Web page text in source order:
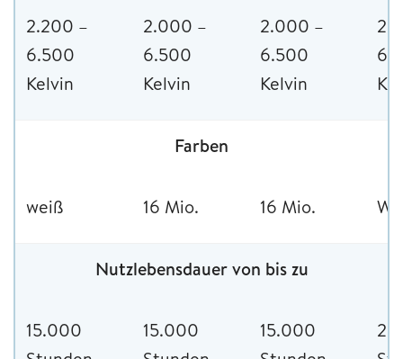
2.200 –
6.500
Kelvin
2.000 –
6.500
Kelvin
2.000 –
6.500
Kelvin
Farben
weiß 16 Mio. 16 Mio.
Nutzlebensdauer von bis zu
15.000
15.000
15.000